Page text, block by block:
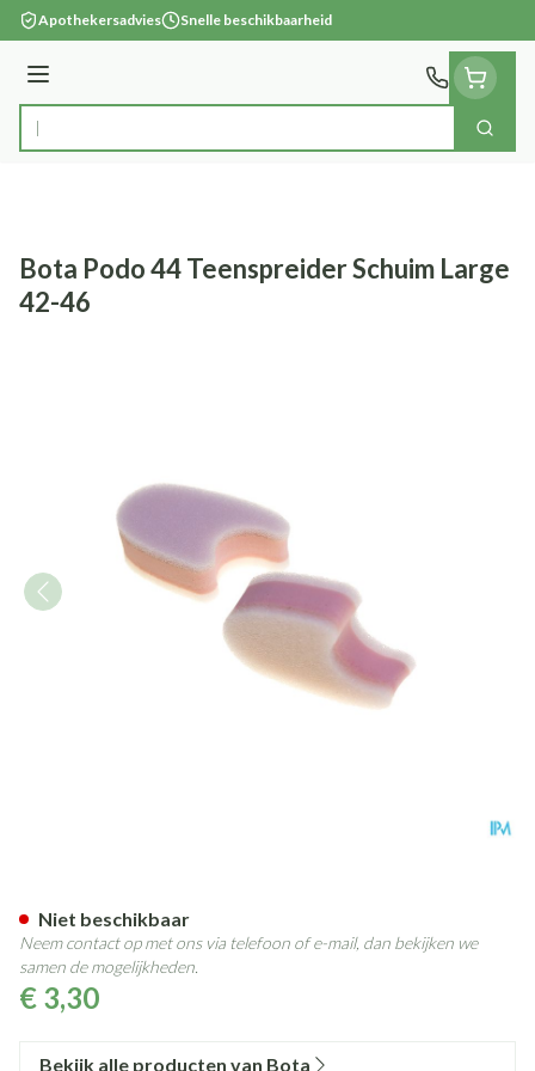
Ga naar de inhoud
Apothekersadvies Snelle beschikbaarheid
Menu
Product, merk, categorie... Zoek
Bota Podo 44 Teenspreider Schuim Large
42-46
€ 3,30
Niet beschikbaar
Neem contact op met ons via telefoon of e-mail, dan bekijken we
samen de mogelijkheden.
Bekijk alle producten van Bota